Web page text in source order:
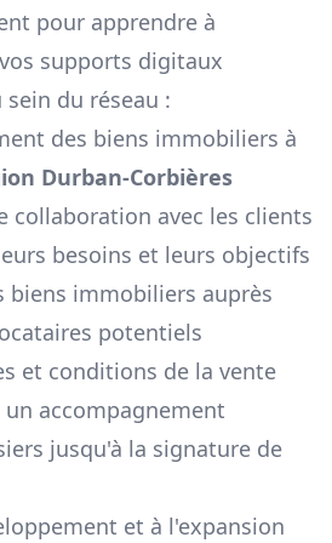
pour apprendre à
supports digitaux
du réseau :
des biens immobiliers à
Durban-Corbières
collaboration avec les clients
besoins et leurs objectifs
biens immobiliers auprès
potentiels
et conditions de la vente
accompagnement
jusqu'à la signature de
et à l'expansion